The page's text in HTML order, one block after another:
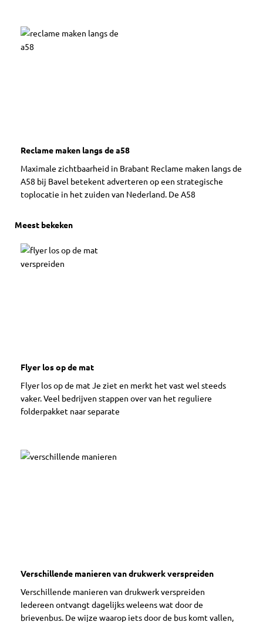
Reclame maken langs de a58
Maximale zichtbaarheid in Brabant Reclame maken langs de
A58 bij Bavel betekent adverteren op een strategische
toplocatie in het zuiden van Nederland. De A58
Meest bekeken
Flyer los op de mat
Flyer los op de mat Je ziet en merkt het vast wel steeds
vaker. Veel bedrijven stappen over van het reguliere
folderpakket naar separate
Verschillende manieren van drukwerk verspreiden
Verschillende manieren van drukwerk verspreiden
Iedereen ontvangt dagelijks weleens wat door de
brievenbus. De wijze waarop iets door de bus komt vallen,